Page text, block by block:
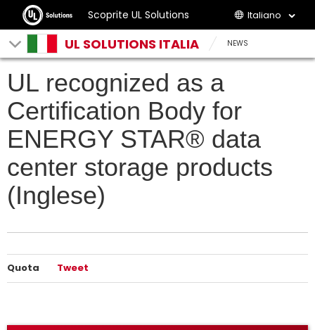
Scoprite UL Solutions Italiano
UL SOLUTIONS ITALIA NEWS
UL recognized as a
Certification Body for
ENERGY STAR® data
center storage products
(Inglese)
Quota Tweet